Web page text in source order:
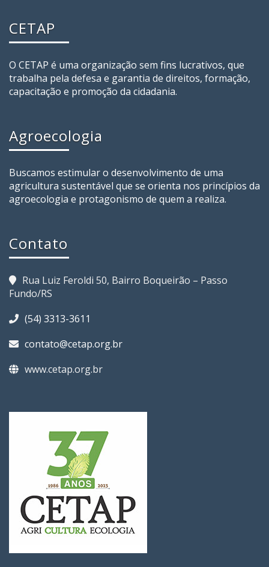
CETAP
O CETAP é uma organização sem fins lucrativos, que
trabalha pela defesa e garantia de direitos, formação,
capacitação e promoção da cidadania.
Agroecologia
Buscamos estimular o desenvolvimento de uma
agricultura sustentável que se orienta nos princípios da
agroecologia e protagonismo de quem a realiza.
Contato
Rua Luiz Feroldi 50, Bairro Boqueirão – Passo
Fundo/RS
(54) 3313-3611
contato@cetap.org.br
www.cetap.org.br